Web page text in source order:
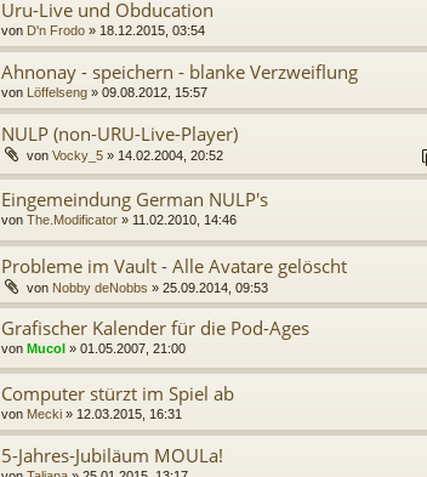
Uru-Live und Obducation
von D'n Frodo » 18.12.2015, 03:54
Ahnonay - speichern - blanke Verzweiflung
von Löffelseng » 09.08.2012, 15:57
NULP (non-URU-Live-Player)
von Vocky_5 » 14.02.2004, 20:52
Eingemeindung German NULP's
von The.Modificator » 11.02.2010, 14:46
Probleme im Vault - Alle Avatare gelöscht
von Nobby deNobbs » 25.09.2014, 09:53
Grafischer Kalender für die Pod-Ages
von Mucol » 01.05.2007, 21:00
Computer stürzt im Spiel ab
von Mecki » 12.03.2015, 16:31
5-Jahres-Jubiläum MOULa!